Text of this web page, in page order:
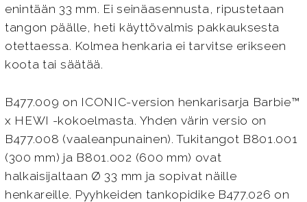
enintään 33 mm. Ei seinäasennusta, ripustetaan
tangon päälle, heti käyttövalmis pakkauksesta
otettaessa. Kolmea henkaria ei tarvitse erikseen
koota tai säätää.
B477.009 on ICONIC-version henkarisarja Barbie™
x HEWI -kokoelmasta. Yhden värin versio on
B477.008 (vaaleanpunainen). Tukitangot B801.001
(300 mm) ja B801.002 (600 mm) ovat
halkaisijaltaan Ø 33 mm ja sopivat näille
henkareille. Pyyhkeiden tankopidike B477.026 on